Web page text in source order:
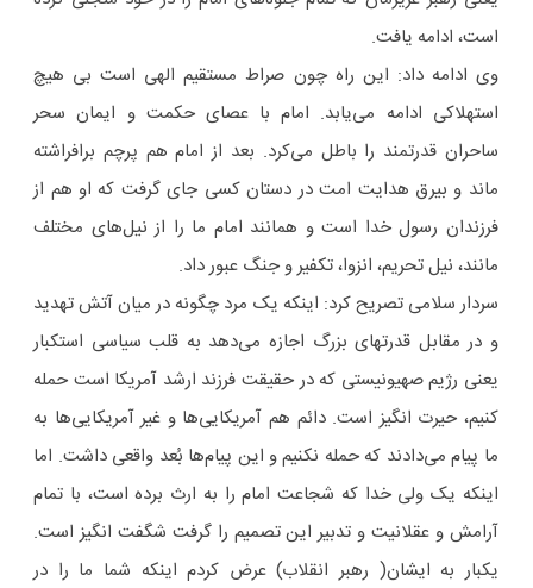
است، ادامه یافت.
وی ادامه داد: این راه چون صراط مستقیم الهی است بی هیچ
استهلاکی ادامه می‌یابد. امام با عصای حکمت و ایمان سحر
ساحران قدرتمند را باطل می‌کرد. بعد از امام هم پرچم برافراشته
ماند و بیرق هدایت امت در دستان کسی جای گرفت که او هم از
فرزندان رسول خدا است و همانند امام ما را از نیل‌های مختلف
مانند، نیل تحریم،‌ انزوا،‌ تکفیر و جنگ عبور داد.
سردار سلامی تصریح کرد: اینکه یک مرد چگونه در میان آتش تهدید
و در مقابل قدرتهای بزرگ اجازه می‌دهد به قلب سیاسی استکبار
یعنی رژیم صهیونیستی که در حقیقت فرزند ارشد آمریکا است حمله
کنیم، حیرت انگیز است. دائم هم آمریکایی‌ها و غیر آمریکایی‌ها به
ما پیام می‌دادند که حمله نکنیم و این پیام‌ها بُعد واقعی داشت. اما
اینکه یک ولی خدا که شجاعت امام را به ارث برده است، با تمام
آرامش و عقلانیت و تدبیر این تصمیم را گرفت شگفت انگیز است.
یکبار به ایشان( رهبر انقلاب) عرض کردم اینکه شما ما را در